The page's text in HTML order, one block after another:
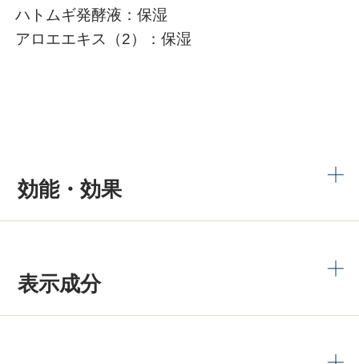
ハトムギ発酵液：保湿
アロエエキス（2）：保湿
効能・効果
表示成分